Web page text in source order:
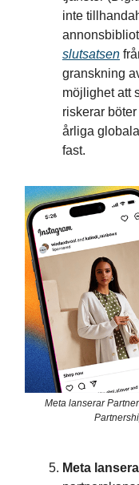
inte
slutsatsen
granskning
möjlighet att
riskerar
årliga
fast.
Meta lanserar
Meta